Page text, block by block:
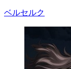
ベルセルク